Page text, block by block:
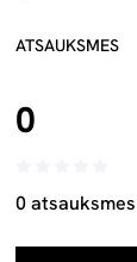
ATSAUKSMES
0
0 atsauksmes